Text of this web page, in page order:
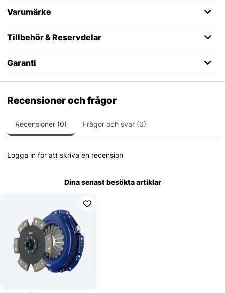
Varumärke
Tillbehör & Reservdelar
Garanti
Recensioner och frågor
Recensioner (0) Frågor och svar (0)
Logga in för att skriva en recension
Dina senast besökta artiklar